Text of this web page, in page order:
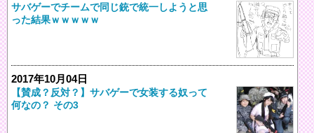
サバゲーでチームで同じ銃で統一しようと思
った結果ｗｗｗｗｗ
2017年10月04日
【賛成？反対？】サバゲーで女装する奴って
何なの？ その3